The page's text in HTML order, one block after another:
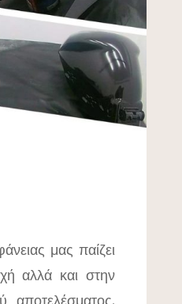
μας παίζει
αλλά και στην